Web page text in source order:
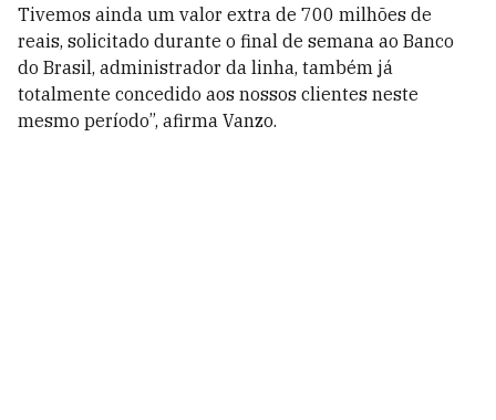
Tivemos ainda um valor extra de 700 milhões de
reais, solicitado durante o final de semana ao Banco
do Brasil, administrador da linha, também já
totalmente concedido aos nossos clientes neste
mesmo período”, afirma Vanzo.